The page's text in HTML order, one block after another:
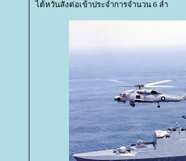
ไต้หวันสั่งต่อเข้าประจำการจำนวน 6 ลำ